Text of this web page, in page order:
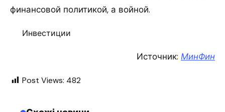
финансовой политикой, а войной.
Инвестиции
Источник: МинФин
Post Views: 482